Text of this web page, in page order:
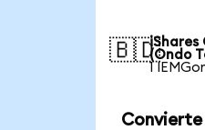
🇧🇩iShares
(Ondo
1
Convierte